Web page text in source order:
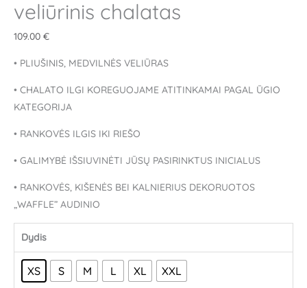
veliūrinis chalatas
109.00 €
• PLIUŠINIS, MEDVILNĖS VELIŪRAS
• CHALATO ILGI KOREGUOJAME ATITINKAMAI PAGAL ŪGIO
KATEGORIJA
• RANKOVĖS ILGIS IKI RIEŠO
• GALIMYBĖ IŠSIUVINĖTI JŪSŲ PASIRINKTUS INICIALUS
• RANKOVĖS, KIŠENĖS BEI KALNIERIUS DEKORUOTOS
„WAFFLE” AUDINIO
Dydis
XS S M L XL XXL